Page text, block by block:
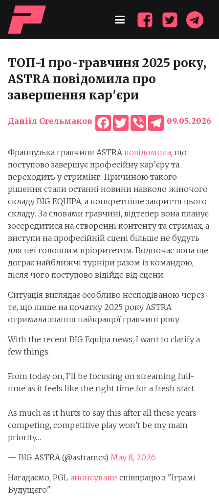
ТОП-1 про-гравчиня 2025 року,
ASTRA повідомила про
завершення кар'єри
Данііл Стельмаков Facebook
TwitterViber Telegram
09.05.2026
Французька гравчиня ASTRAповідомила, що
поступово завершує професійну кар’єру та
переходить у стримінг. Причиною такого
рішення стали останні новини навколо жіночого
складу BIG EQUIPA, а конкретніше закриття цього
складу. За словами гравчині, відтепер вона планує
зосередитися на створенні контенту та стримах, а
виступи на професійній сцені більше не будуть
для неї головним пріоритетом. Водночас вона ще
дограє найближчі турніри разом із командою,
після чого поступово відійде від сцени.
Ситуація виглядає особливо несподіваною через
те, що лише на початку 2025 року ASTRA
отримала звання найкращої гравчині року.
With the recent BIG Equipa news, I want to clarify a
few things.
From today on, I’ll be focusing on streaming full-
time as it feels like the right time for a fresh start.
As much as it hurts to say this after all these years
competing, competitive play won’t be my main
priority…
— BIG ASTRA (@astramcs) May 8, 2026
Нагадаємо, PGL анонсували співпрацю з "Іграмі
Будущєго".